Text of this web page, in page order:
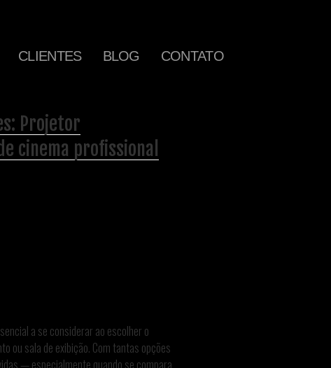
CLIENTES BLOG CONTATO
Projetor
cinema profissional
a se considerar ao escolher o
ou sala de exibição. Com tantas opções
— especialmente quando se compara